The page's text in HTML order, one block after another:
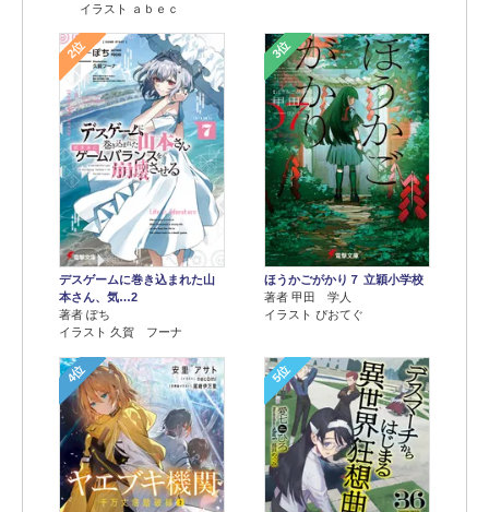
イラスト ａｂｅｃ
2位
デスゲームに巻き込まれた山
本さん、気…2
著者 ぽち
イラスト 久賀 フーナ
3位
ほうかごがかり７ 立穎小学校
著者 甲田 学人
イラスト ぴおてぐ
4位 5位